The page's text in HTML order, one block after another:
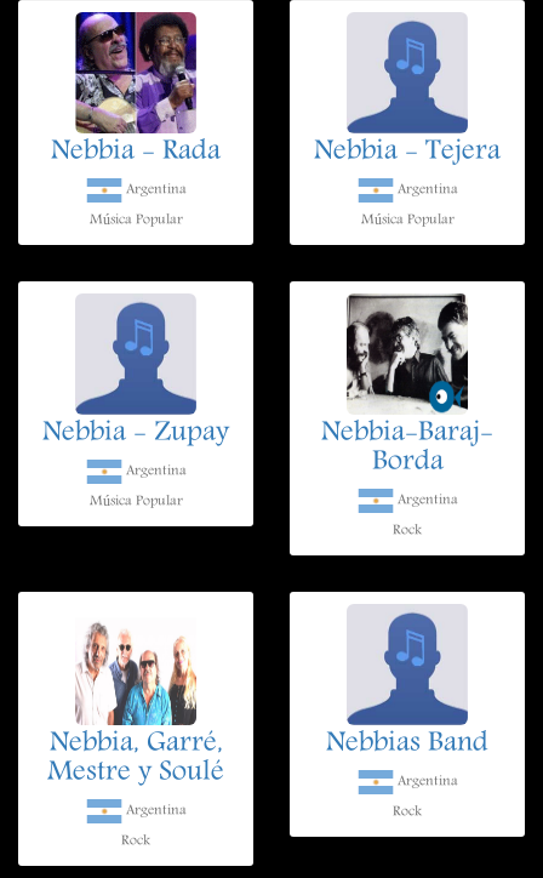
Nebbia - Rada
Argentina
Música Popular
Nebbia - Tejera
Argentina
Música Popular
Nebbia - Zupay
Argentina
Música Popular
Nebbia-Baraj-
Borda
Argentina
Rock
Nebbia, Garré,
Mestre y Soulé
Argentina
Rock
Nebbias Band
Argentina
Rock